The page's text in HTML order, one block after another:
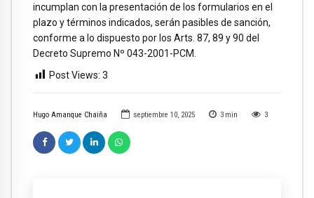
Hugo Amanque Chaiña septiembre 10, 2025 3 min 3
incumplan con la presentación de los formularios en el
plazo y términos indicados, serán pasibles de sanción,
conforme a lo dispuesto por los Arts. 87, 89 y 90 del
Decreto Supremo Nº 043-2001-PCM.
Post Views: 3